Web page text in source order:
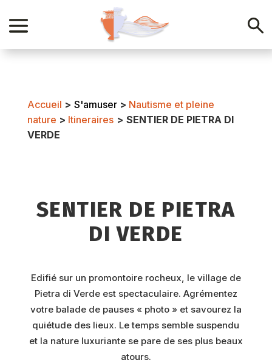
Accueil > S'amuser> Nautisme et pleine
nature > Itineraires > SENTIER DE PIETRA DI
VERDE
SENTIER DE PIETRA
DI VERDE
Edifié sur un promontoire rocheux, le village de
Pietra di Verde est spectaculaire. Agrémentez
votre balade de pauses « photo » et savourez la
quiétude des lieux. Le temps semble suspendu
et la nature luxuriante se pare de ses plus beaux
atours.